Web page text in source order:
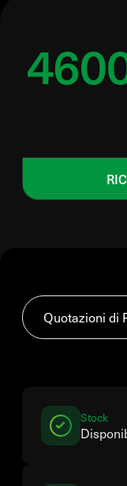
Quotazioni di
Stock